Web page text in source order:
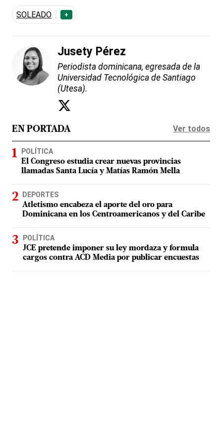
SOLEADO +
Jusety Pérez
Periodista dominicana, egresada de la
Universidad Tecnológica de Santiago
(Utesa).
EN PORTADA Ver todos
POLÍTICA
El Congreso estudia crear nuevas provincias
llamadas Santa Lucía y Matías Ramón Mella
DEPORTES
Atletismo encabeza el aporte del oro para
Dominicana en los Centroamericanos y del Caribe
POLÍTICA
JCE pretende imponer su ley mordaza y formula
cargos contra ACD Media por publicar encuestas